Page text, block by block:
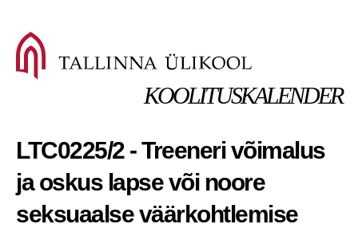
KOOLITUSKALENDER
LTC0225/2 - Treeneri võimalus
ja oskus lapse või noore
seksuaalse väärkohtlemise